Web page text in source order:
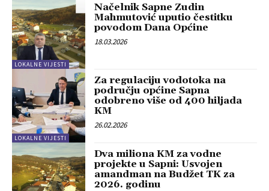
LOKALNE VIJESTI
Načelnik Sapne Zudin
Mahmutović uputio čestitku
povodom Dana Općine
18.03.2026
LOKALNE VIJESTI
Za regulaciju vodotoka na
području općine Sapna
odobreno više od 400 hiljada
KM
26.02.2026
Dva miliona KM za vodne
projekte u Sapni: Usvojen
amandman na Budžet TK za
2026. godinu